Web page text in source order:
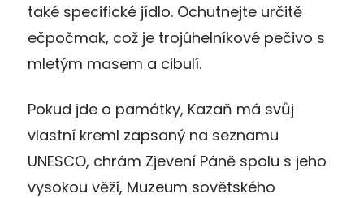
také specifické jídlo. Ochutnejte určitě
ečpočmak, což je trojúhelníkové pečivo s
mletým masem a cibulí.
Pokud jde o památky, Kazaň má svůj
vlastní kreml zapsaný na seznamu
UNESCO, chrám Zjevení Páně spolu s jeho
vysokou věží, Muzeum sovětského